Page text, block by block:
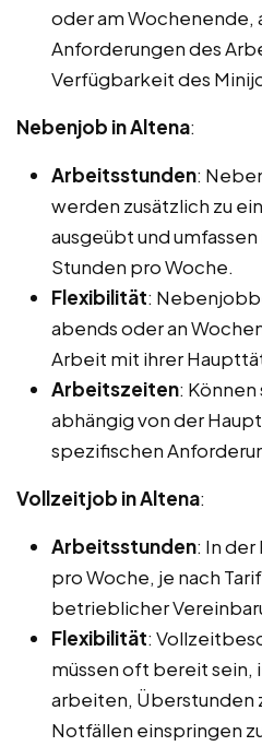
oder am Wochenende,
Anforderungen des
Verfügbarkeit des
Nebenjob in Altena:
Arbeitsstunden:
werden zusätzlich zu
ausgeübt und
Stunden pro Woche.
Flexibilität:
abends oder an
Arbeit mit ihrer
Arbeitszeiten: Können
abhängig von der
spezifischen
Vollzeitjob in Altena:
Arbeitsstunden: In
pro Woche, je nach
betrieblicher
Flexibilität:
müssen oft bereit sein,
arbeiten, Überstunden
Notfällen einspringen